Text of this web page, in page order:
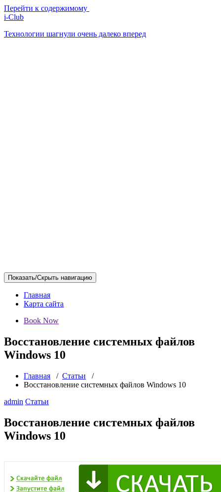
Перейти к содержимому
i-Club
Технологии шагнули очень далеко вперед
Показать/Скрыть навигацию
Главная
Карта сайта
Book Now
Восстановление системных файлов
Windows 10
Главная / Статьи /
Восстановление системных файлов Windows 10
admin Статьи
Восстановление системных файлов
Windows 10